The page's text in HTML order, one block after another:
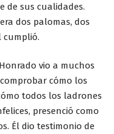
de sus cualidades.
dos palomas, dos
cumplió.
vio a muchos
cómo los
todos los ladrones
presenció como
Él dio testimonio de